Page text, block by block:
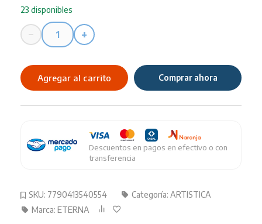
23 disponibles
−
Pintura
Acrilico
X
cantidad
+
Agregar al carrito Comprar ahora
SKU: 7790413540554 Categoría: ARTISTICA
Marca: ETERNA
Descuentos en pagos en efectivo o con
transferencia